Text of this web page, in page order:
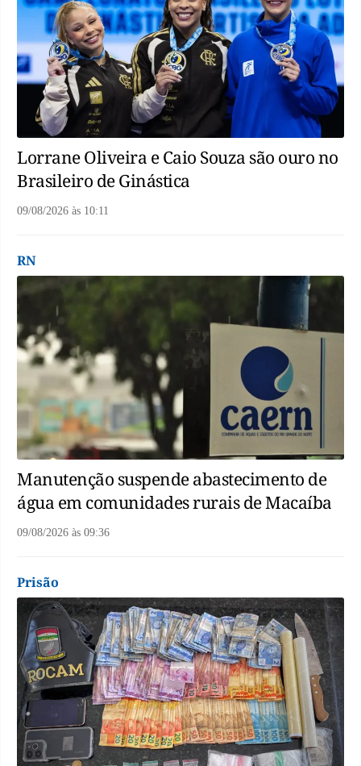
Lorrane Oliveira e Caio Souza são ouro no
Brasileiro de Ginástica
09/08/2026 às 10:11
RN
Manutenção suspende abastecimento de
água em comunidades rurais de Macaíba
09/08/2026 às 09:36
Prisão